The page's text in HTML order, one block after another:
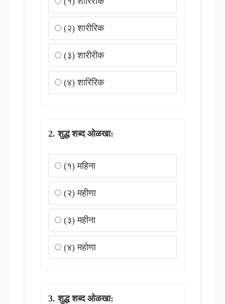
(२) शारीरिक
(३) शारीरीक
(४) शारिरिक
शुद्ध शब्द ओळखा:
(१) महिना
(२) महीणा
(३) महीना
(४) महोणा
शुद्ध शब्द ओळखा: